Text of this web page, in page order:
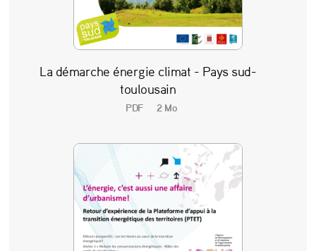
La démarche énergie climat - Pays sud-
toulousain
PDF 2 Mo